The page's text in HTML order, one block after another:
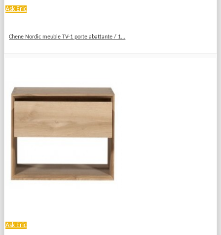
Ask Eric
Chene Nordic meuble TV-1 porte abattante / 1...
Ask Eric